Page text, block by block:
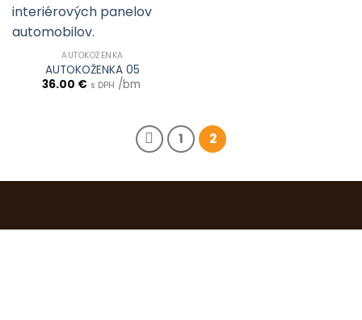
AUTOKOŽENKA
AUTOKOŽENKA 05
36.00 € s DPH /bm
1 2